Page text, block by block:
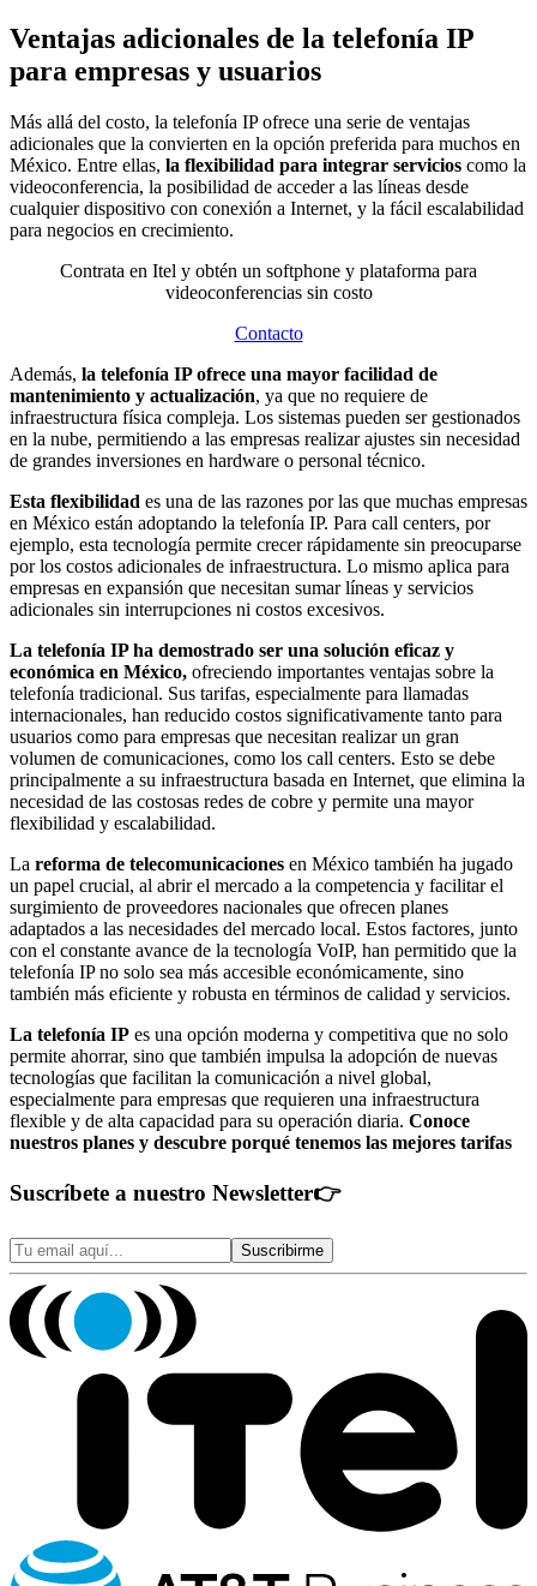
Ventajas adicionales de la telefonía IP
para empresas y usuarios
Más allá del costo, la telefonía IP ofrece una serie de ventajas
adicionales que la convierten en la opción preferida para muchos en
México. Entre ellas, la flexibilidad para integrar servicios como la
videoconferencia, la posibilidad de acceder a las líneas desde
cualquier dispositivo con conexión a Internet, y la fácil escalabilidad
para negocios en crecimiento.
Contrata en Itel y obtén un softphone y plataforma para
videoconferencias sin costo
Contacto
Además, la telefonía IP ofrece una mayor facilidad de
mantenimiento y actualización, ya que no requiere de
infraestructura física compleja. Los sistemas pueden ser gestionados
en la nube, permitiendo a las empresas realizar ajustes sin necesidad
de grandes inversiones en hardware o personal técnico.
Esta flexibilidad es una de las razones por las que muchas empresas
en México están adoptando la telefonía IP. Para call centers, por
ejemplo, esta tecnología permite crecer rápidamente sin preocuparse
por los costos adicionales de infraestructura. Lo mismo aplica para
empresas en expansión que necesitan sumar líneas y servicios
adicionales sin interrupciones ni costos excesivos.
La telefonía IP ha demostrado ser una solución eficaz y
económica en México, ofreciendo importantes ventajas sobre la
telefonía tradicional. Sus tarifas, especialmente para llamadas
internacionales, han reducido costos significativamente tanto para
usuarios como para empresas que necesitan realizar un gran
volumen de comunicaciones, como los call centers. Esto se debe
principalmente a su infraestructura basada en Internet, que elimina la
necesidad de las costosas redes de cobre y permite una mayor
flexibilidad y escalabilidad.
La reforma de telecomunicaciones en México también ha jugado
un papel crucial, al abrir el mercado a la competencia y facilitar el
surgimiento de proveedores nacionales que ofrecen planes
adaptados a las necesidades del mercado local. Estos factores, junto
con el constante avance de la tecnología VoIP, han permitido que la
telefonía IP no solo sea más accesible económicamente, sino
también más eficiente y robusta en términos de calidad y servicios.
La telefonía IP es una opción moderna y competitiva que no solo
permite ahorrar, sino que también impulsa la adopción de nuevas
tecnologías que facilitan la comunicación a nivel global,
especialmente para empresas que requieren una infraestructura
flexible y de alta capacidad para su operación diaria. Conoce
nuestros planes y descubre porqué tenemos las mejores tarifas
Suscríbete a nuestro Newsletter👉
Suscribirme